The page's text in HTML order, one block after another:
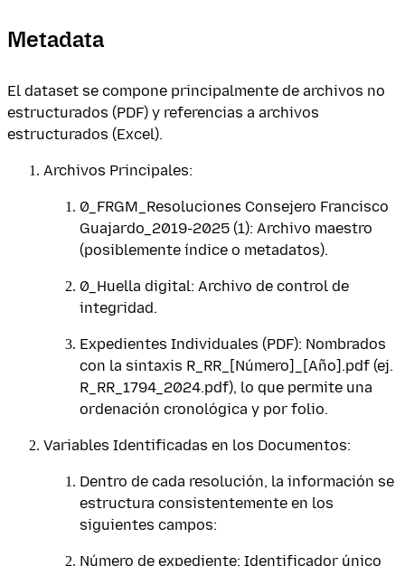
Metadata
El dataset se compone principalmente de archivos no
estructurados (PDF) y referencias a archivos
estructurados (Excel).
Archivos Principales:
0_FRGM_Resoluciones Consejero Francisco
Guajardo_2019-2025 (1): Archivo maestro
(posiblemente índice o metadatos).
0_Huella digital: Archivo de control de
integridad.
Expedientes Individuales (PDF): Nombrados
con la sintaxis R_RR_[Número]_[Año].pdf (ej.
R_RR_1794_2024.pdf), lo que permite una
ordenación cronológica y por folio.
Variables Identificadas en los Documentos:
Dentro de cada resolución, la información se
estructura consistentemente en los
siguientes campos:
Número de expediente: Identificador único